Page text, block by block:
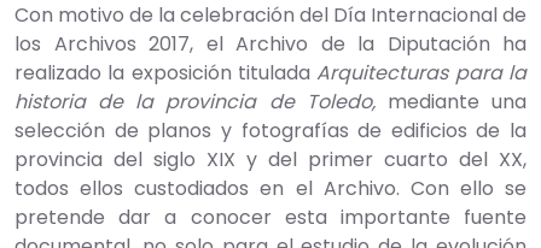
Con motivo de la celebración del Día Internacional de
los Archivos 2017, el Archivo de la Diputación ha
realizado la exposición tituladaArquitecturas para la
historia de la provincia de Toledo, mediante una
selección de planos y fotografías de edificios de la
provincia del siglo XIX y del primer cuarto del XX,
todos ellos custodiados en el Archivo. Con ello se
pretende dar a conocer esta importante fuente